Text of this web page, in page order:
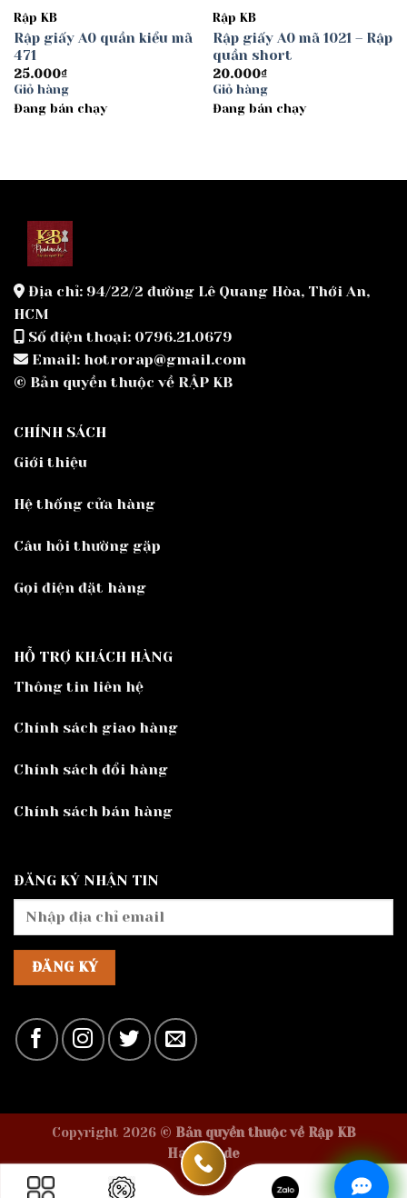
Rập KB
Rập giấy A0 quần kiểu mã
471
25.000₫
Giỏ hàng
Đang bán chạy
Rập KB
Rập giấy A0 mã 1021 – Rập
quần short
20.000₫
Giỏ hàng
Đang bán chạy
Địa chỉ: 94/22/2 đường Lê Quang Hòa, Thới An,
HCM
Số điện thoại: 0796.21.0679
Email: hotrorap@gmail.com
© Bản quyền thuộc về RẬP KB
CHÍNH SÁCH
Giới thiệu
Hệ thống cửa hàng
Câu hỏi thường gặp
Gọi điện đặt hàng
HỖ TRỢ KHÁCH HÀNG
Thông tin liên hệ
Chính sách giao hàng
Chính sách đổi hàng
Chính sách bán hàng
ĐĂNG KÝ NHẬN TIN
Copyright 2026 © Bản quyền thuộc về Rập KB
Handmade